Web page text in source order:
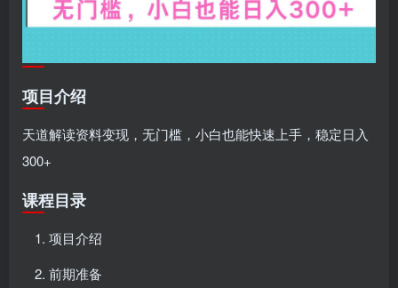
项目介绍
天道解读资料变现，无门槛，小白也能快速上手，稳定日入
300+
课程目录
项目介绍
前期准备